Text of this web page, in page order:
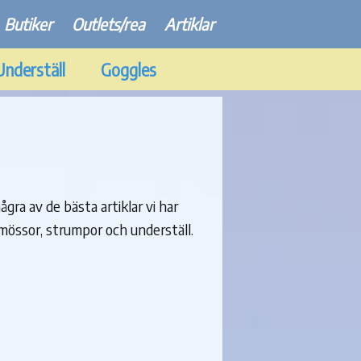
Butiker Outlets/rea Artiklar
Goggles
av de bästa artiklar vi har
strumpor och underställ.